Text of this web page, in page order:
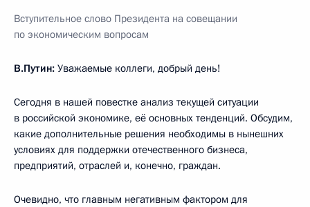
Вступительное слово Президента на совещании
по экономическим вопросам
В.Путин: Уважаемые коллеги, добрый день!
Сегодня в нашей повестке анализ текущей ситуации
в российской экономике, её основных тенденций. Обсудим,
какие дополнительные решения необходимы в нынешних
условиях для поддержки отечественного бизнеса,
предприятий, отраслей и, конечно, граждан.
Очевидно, что главным негативным фактором для